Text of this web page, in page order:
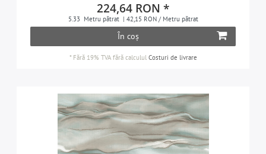
224,64 RON *
5.33 Metru pătrat | 42,15 RON / Metru pătrat
În coș
* Fără 19% TVAfără calculul Costuri de livrare